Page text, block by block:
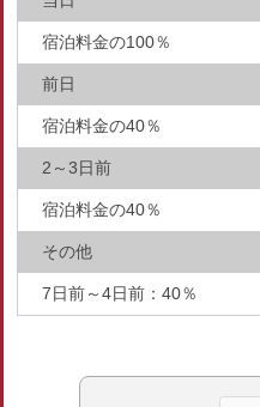
宿泊料金の100％
前日
宿泊料金の40％
2～3日前
宿泊料金の40％
その他
7日前～4日前：40％